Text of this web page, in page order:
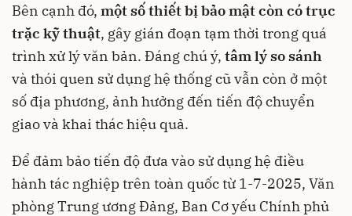
Bên cạnh đó, một số thiết bị bảo mật còn có trục
trặc kỹ thuật, gây gián đoạn tạm thời trong quá
trình xử lý văn bản. Đáng chú ý, tâm lý so sánh
và thói quen sử dụng hệ thống cũ vẫn còn ở một
số địa phương, ảnh hưởng đến tiến độ chuyển
giao và khai thác hiệu quả.
Để đảm bảo tiến độ đưa vào sử dụng hệ điều
hành tác nghiệp trên toàn quốc từ 1-7-2025, Văn
phòng Trung ương Đảng, Ban Cơ yếu Chính phủ